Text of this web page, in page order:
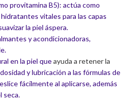
provitamina B5): actúa como
vitales para las capas
la piel áspera.
y acondicionadoras,
en la piel queayuda a retener la
y lubricación a las fórmulas de
fácilmente al aplicarse, además
seca.